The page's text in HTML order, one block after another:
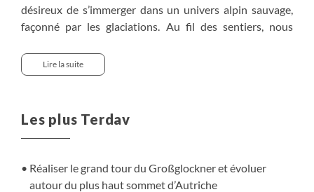
désireux de s’immerger dans un univers alpin sauvage,
façonné par les glaciations. Au fil des sentiers, nous
scintillantes, franchissons gorges profondes et cols
minéraux, et traversons prairies alpines et vallées
ponctuent chaque étape. Entre glaciers, sommets et
diversité des paysages, cette itinérance offre une
Lire la suite
Les plus Terdav
Réaliser le grand tour du Großglockner et évoluer
autour du plus haut sommet d’Autriche